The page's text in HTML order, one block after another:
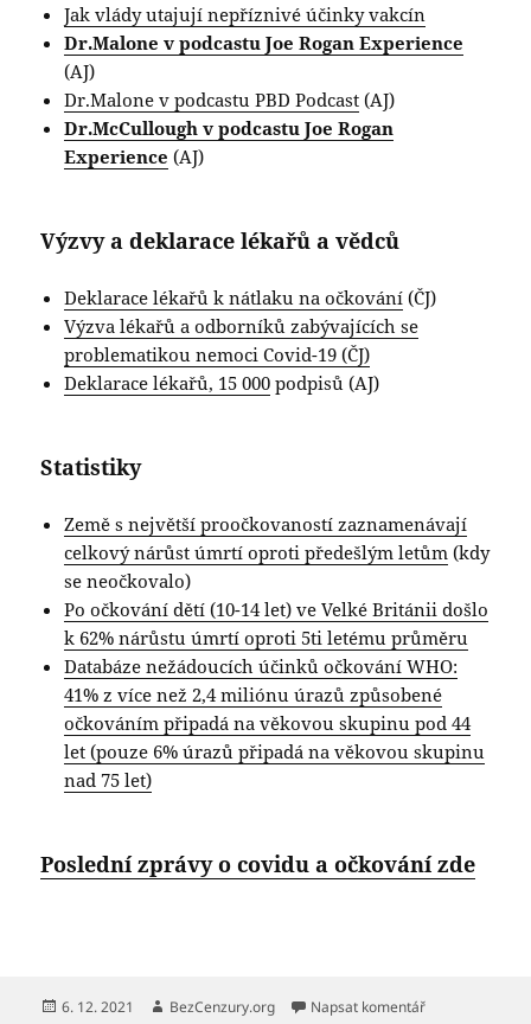
Jak vlády utajují nepříznivé účinky vakcín
Dr.Malone v podcastu Joe Rogan Experience
(AJ)
Dr.Malone v podcastu PBD Podcast (AJ)
Dr.McCullough v podcastu Joe Rogan
Experience (AJ)
Výzvy a deklarace lékařů a vědců
Deklarace lékařů k nátlaku na očkování (ČJ)
Výzva lékařů a odborníků zabývajících se
problematikou nemoci Covid-19 (ČJ)
Deklarace lékařů, 15 000 podpisů (AJ)
Statistiky
Země s největší proočkovaností zaznamenávají
celkový nárůst úmrtí oproti předešlým letům (kdy
se neočkovalo)
Po očkování dětí (10-14 let) ve Velké Británii došlo
k 62% nárůstu úmrtí oproti 5ti letému průměru
Databáze nežádoucích účinků očkování WHO:
41% z více než 2,4 miliónu úrazů způsobené
očkováním připadá na věkovou skupinu pod 44
let (pouze 6% úrazů připadá na věkovou skupinu
nad 75 let)
Poslední zprávy o covidu a očkování zde
Publikováno:
6. 12. 2021 Autor:
BezCenzury.org Napsat komentářpro text s